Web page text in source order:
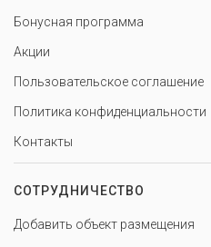
Бонусная программа
Акции
Пользовательское соглашение
Политика конфиденциальности
Контакты
СОТРУДНИЧЕСТВО
Добавить объект размещения